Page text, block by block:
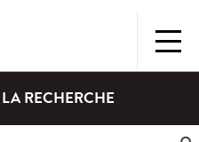
RECHERCHE